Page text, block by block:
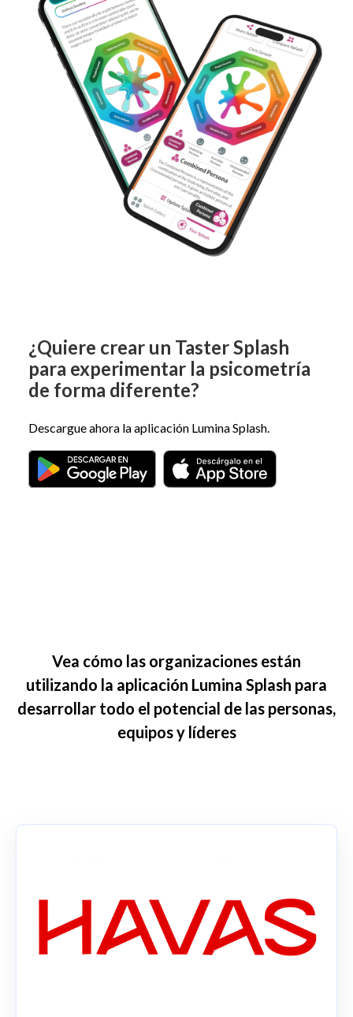
¿Quiere crear un Taster Splash
para experimentar la psicometría
de forma diferente?
Descargue ahora la aplicación Lumina Splash.
Vea cómo las organizaciones están
utilizando la aplicación Lumina Splash para
desarrollar todo el potencial de las personas,
equipos y líderes